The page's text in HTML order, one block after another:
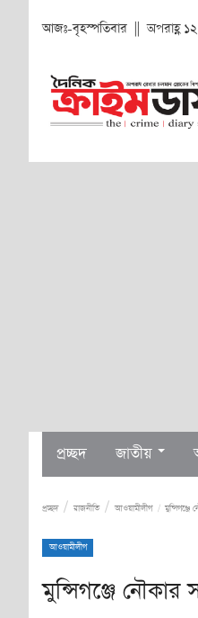
আজঃ-বৃহস্পতিবার || অপরাহ্ণ
প্রচ্ছদ জাতীয়
প্রচ্ছদ রাজনীতি আওয়ামীলীগ
আওয়ামীলীগ
মুন্সিগঞ্জে